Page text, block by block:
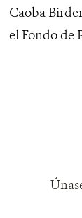
Caoba
el Fondo de